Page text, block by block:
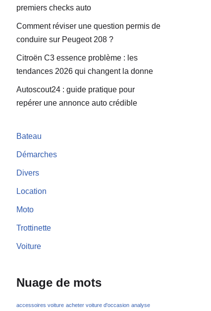
premiers checks auto
Comment réviser une question permis de
conduire sur Peugeot 208 ?
Citroën C3 essence problème : les
tendances 2026 qui changent la donne
Autoscout24 : guide pratique pour
repérer une annonce auto crédible
Bateau
Démarches
Divers
Location
Moto
Trottinette
Voiture
Nuage de mots
accessoires voiture acheter voiture d'occasion analyse